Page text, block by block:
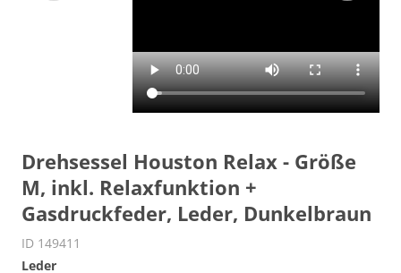
Drehsessel Houston Relax - Größe
M, inkl. Relaxfunktion +
Gasdruckfeder, Leder, Dunkelbraun
ID 149411
Leder